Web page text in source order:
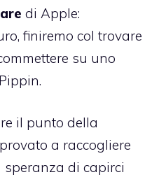
di Apple:
finiremo col trovare
su uno
Pippin.
il punto della
a raccogliere
di capirci